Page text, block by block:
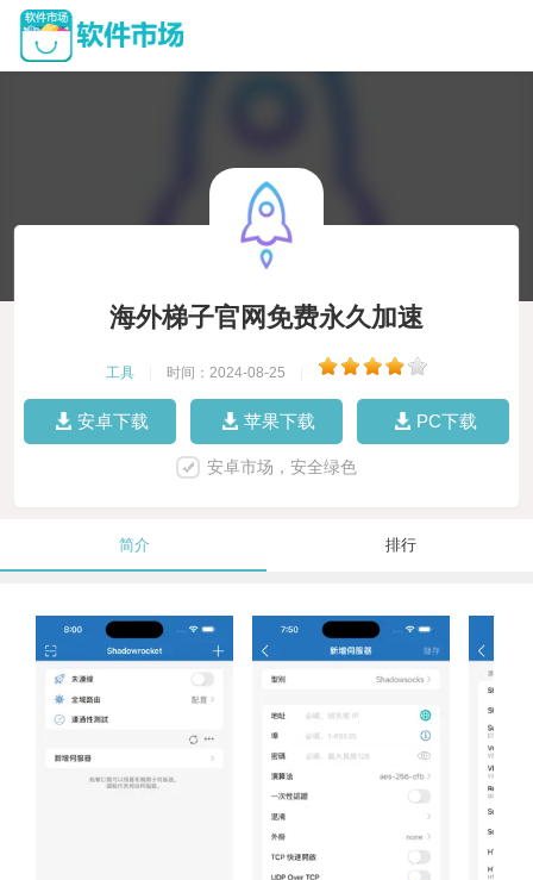
海外梯子官网免费永久加速
工具 时间：2024-08-25
安卓下载 苹果下载 PC下载
安卓市场，安全绿色
简介 排行